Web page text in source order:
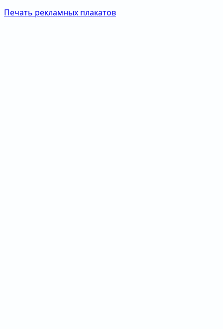
Печать рекламных плакатов